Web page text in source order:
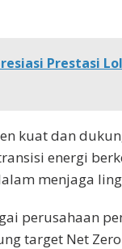
Prestasi
kuat dan
energi
menjaga
perusahaan
target Net